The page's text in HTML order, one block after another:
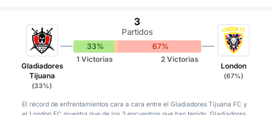
Gladiadores
Tijuana
(33%)
3
Partidos
33% 67%
1 Victorias 2 Victorias
London
(67%)
El récord de enfrentamientos cara a cara entre el Gladiadores Tijuana FC y